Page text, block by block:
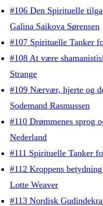
#106 Den Spirituelle
Galina Saikova Sørensen
#107 Spirituelle Tanker
#108 At være
Strange
#109 Nærvær, hjerte og
Sodemand Rasmussen
#110 Drømmenes sprog
Nederland
#111 Spirituelle Tanker
#112 Kroppens
Lotte Weaver
#113 Nordisk